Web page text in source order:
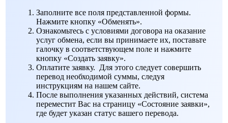
Заполните все поля представленной формы.
Нажмите кнопку «Обменять».
Ознакомьтесь с условиями договора на оказание
услуг обмена, если вы принимаете их, поставьте
галочку в соответствующем поле и нажмите
кнопку «Создать заявку».
Оплатите заявку. Для этого следует совершить
перевод необходимой суммы, следуя
инструкциям на нашем сайте.
После выполнения указанных действий, система
переместит Вас на страницу «Состояние заявки»,
где будет указан статус вашего перевода.